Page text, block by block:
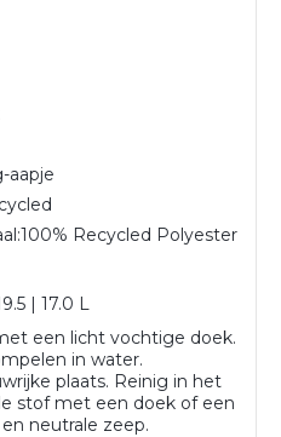
aapje
100% Recycled Polyester
| 17.0 L
een licht vochtige doek.
in water.
plaats. Reinig in het
stof met een doek of een
neutrale zeep.